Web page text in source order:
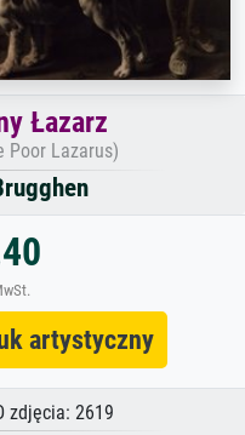
Łazarz
Poor Lazarus)
artystyczny
zdjęcia: 2619